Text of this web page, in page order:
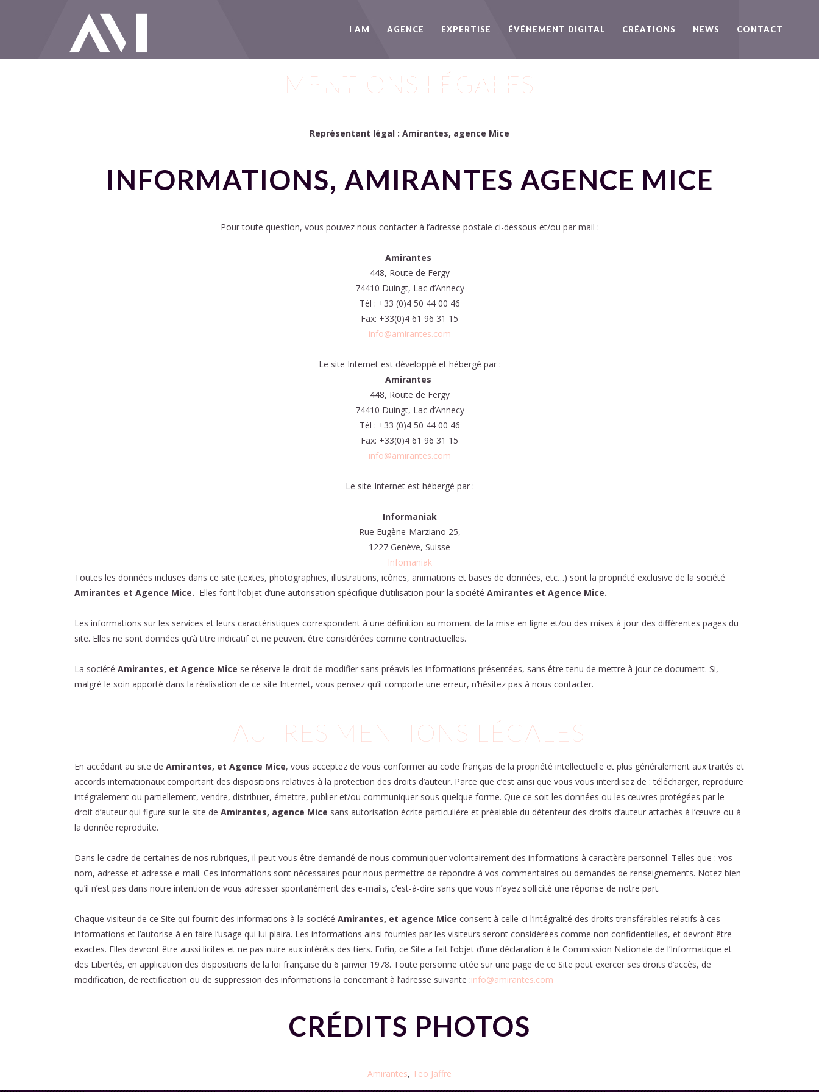
I AM AGENCE EXPERTISE ÉVÉNEMENT DIGITAL CRÉATIONS NEWS CONTACT
MENTIONS LÉGALES
MENTIONS LÉGALES
Représentant légal : Amirantes, agence Mice
INFORMATIONS, AMIRANTES AGENCE MICE
Pour toute question, vous pouvez nous contacter à l’adresse postale ci-dessous et/ou par mail :
Amirantes
448, Route de Fergy
74410 Duingt, Lac d’Annecy
Tél : +33 (0)4 50 44 00 46
Fax: +33(0)4 61 96 31 15
info@amirantes.com
Le site Internet est développé et hébergé par :
Amirantes
448, Route de Fergy
74410 Duingt, Lac d’Annecy
Tél : +33 (0)4 50 44 00 46
Fax: +33(0)4 61 96 31 15
info@amirantes.com
Le site Internet est hébergé par :
Informaniak
Rue Eugène-Marziano 25,
1227 Genève, Suisse
Infomaniak
Toutes les données incluses dans ce site (textes, photographies, illustrations, icônes, animations et bases de données, etc…) sont la propriété exclusive de la société
Amirantes et Agence Mice. Elles font l’objet d’une autorisation spécifique d’utilisation pour la société Amirantes et Agence Mice.
Les informations sur les services et leurs caractéristiques correspondent à une définition au moment de la mise en ligne et/ou des mises à jour des différentes pages du
site. Elles ne sont données qu’à titre indicatif et ne peuvent être considérées comme contractuelles.
La société Amirantes, et Agence Mice se réserve le droit de modifier sans préavis les informations présentées, sans être tenu de mettre à jour ce document. Si,
malgré le soin apporté dans la réalisation de ce site Internet, vous pensez qu’il comporte une erreur, n’hésitez pas à nous contacter.
AUTRES MENTIONS LÉGALES
En accédant au site de Amirantes, et Agence Mice, vous acceptez de vous conformer au code français de la propriété intellectuelle et plus généralement aux traités et
accords internationaux comportant des dispositions relatives à la protection des droits d’auteur. Parce que c’est ainsi que vous vous interdisez de : télécharger, reproduire
intégralement ou partiellement, vendre, distribuer, émettre, publier et/ou communiquer sous quelque forme. Que ce soit les données ou les œuvres protégées par le
droit d’auteur qui figure sur le site de Amirantes, agence Mice sans autorisation écrite particulière et préalable du détenteur des droits d’auteur attachés à l’œuvre ou à
la donnée reproduite.
Dans le cadre de certaines de nos rubriques, il peut vous être demandé de nous communiquer volontairement des informations à caractère personnel. Telles que : vos
nom, adresse et adresse e-mail. Ces informations sont nécessaires pour nous permettre de répondre à vos commentaires ou demandes de renseignements. Notez bien
qu’il n’est pas dans notre intention de vous adresser spontanément des e-mails, c’est-à-dire sans que vous n’ayez sollicité une réponse de notre part.
Chaque visiteur de ce Site qui fournit des informations à la société Amirantes, et agence Mice consent à celle-ci l’intégralité des droits transférables relatifs à ces
informations et l’autorise à en faire l’usage qui lui plaira. Les informations ainsi fournies par les visiteurs seront considérées comme non confidentielles, et devront être
exactes. Elles devront être aussi licites et ne pas nuire aux intérêts des tiers. Enfin, ce Site a fait l’objet d’une déclaration à la Commission Nationale de l’Informatique et
des Libertés, en application des dispositions de la loi française du 6 janvier 1978. Toute personne citée sur une page de ce Site peut exercer ses droits d’accès, de
modification, de rectification ou de suppression des informations la concernant à l’adresse suivante :info@amirantes.com
CRÉDITS PHOTOS
Amirantes, Teo Jaffre